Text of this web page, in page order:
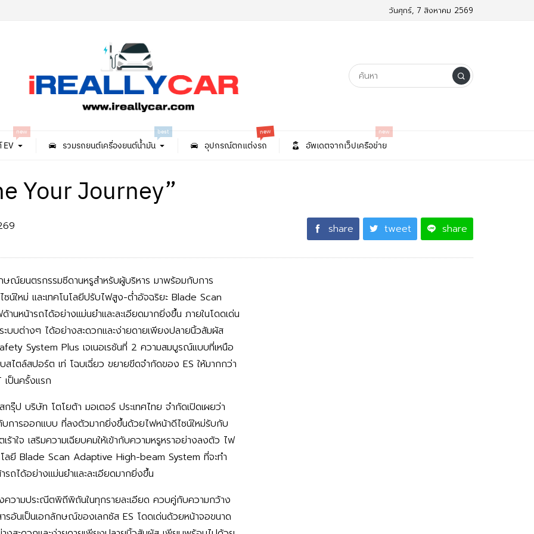
วันศุกร์, 7 สิงหาคม 2569
EV
new
รวมรถยนต์เครื่องยนต์น้ำมัน
best
อุปกรณ์ตกแต่งรถ
new
อัพเดตจากเว็ปเครือข่าย
new
Your Journey”
share tweet share
ษณ์ยนตรกรรมซีดานหรูสำหรับผู้บริหาร มาพร้อมกับการ
ใหม่ และเทคโนโลยีปรับไฟสูง-ต่ำอัจฉริยะ Blade Scan
หน้ารถได้อย่างแม่นยำและละเอียดมากยิ่งขึ้น ภายในโดดเด่น
บต่างๆ ได้อย่างสะดวกและง่ายดายเพียงปลายนิ้วสัมผัส
System Plus เจเนอเรชันที่ 2 ความสมบูรณ์แบบที่เหนือ
ไตล์สปอร์ต เท่ โฉบเฉี่ยว ขยายขีดจำกัดของ ES ให้มากกว่า
เป็นครั้งแรก
ป บริษัท โตโยต้า มอเตอร์ ประเทศไทย จำกัดเปิดเผยว่า
บการออกแบบ ที่ลงตัวมากยิ่งขึ้นด้วยไฟหน้าดีไซน์ใหม่รับกับ
าใจ เสริมความเฉียบคมให้เข้ากับความหรูหราอย่างลงตัว ไฟ
ยี Blade Scan Adaptive High-beam System ที่จะทำ
ถได้อย่างแม่นยำและละเอียดมากยิ่งขึ้น
ความประณีตพิถีพิถันในทุกรายละเอียด ควบคู่กับความกว้าง
อันเป็นเอกลักษณ์ของเลกซัส ES โดดเด่นด้วยหน้าจอขนาด